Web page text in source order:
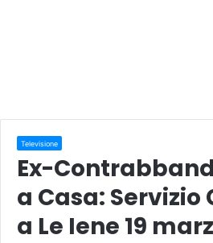
Televisione
Ex-
a Casa: Servizio
a Le Iene 19